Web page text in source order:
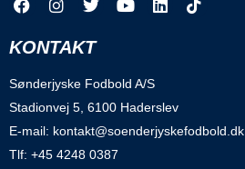
KONTAKT
Sønderjyske Fodbold A/S
Stadionvej 5, 6100 Haderslev
E-mail: kontakt@soenderjyskefodbold.dk
Tlf: +45 4248 0387